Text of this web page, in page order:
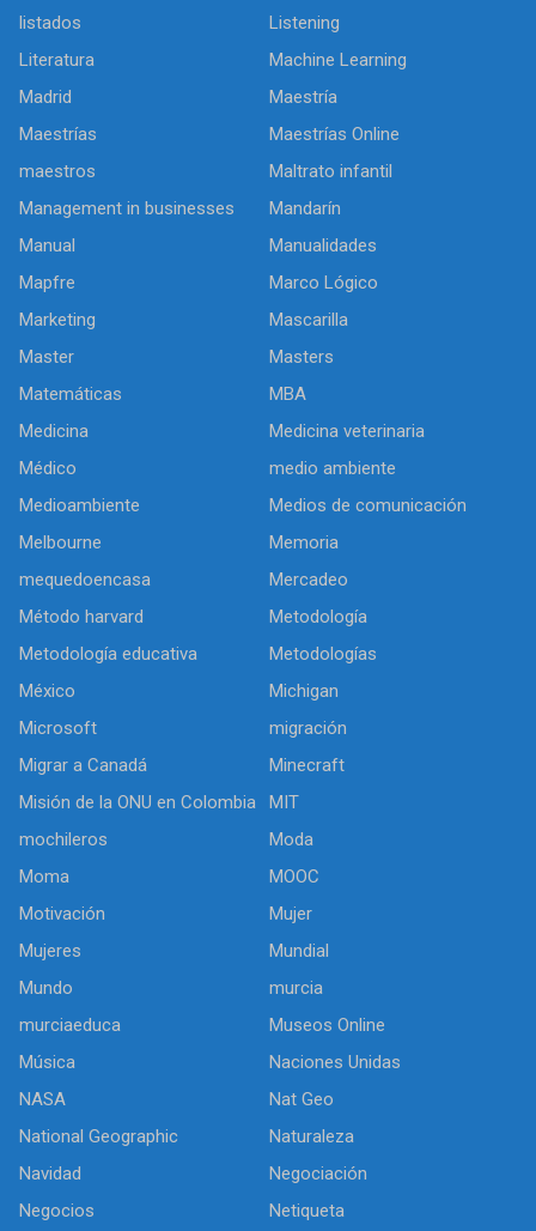
listados
Listening
Literatura
Machine Learning
Madrid
Maestría
Maestrías
Maestrías Online
maestros
Maltrato infantil
Management in businesses
Mandarín
Manual
Manualidades
Mapfre
Marco Lógico
Marketing
Mascarilla
Master
Masters
Matemáticas
MBA
Medicina
Medicina veterinaria
Médico
medio ambiente
Medioambiente
Medios de comunicación
Melbourne
Memoria
mequedoencasa
Mercadeo
Método harvard
Metodología
Metodología educativa
Metodologías
México
Michigan
Microsoft
migración
Migrar a Canadá
Minecraft
Misión de la ONU en Colombia
MIT
mochileros
Moda
Moma
MOOC
Motivación
Mujer
Mujeres
Mundial
Mundo
murcia
murciaeduca
Museos Online
Música
Naciones Unidas
NASA
Nat Geo
National Geographic
Naturaleza
Navidad
Negociación
Negocios
Netiqueta